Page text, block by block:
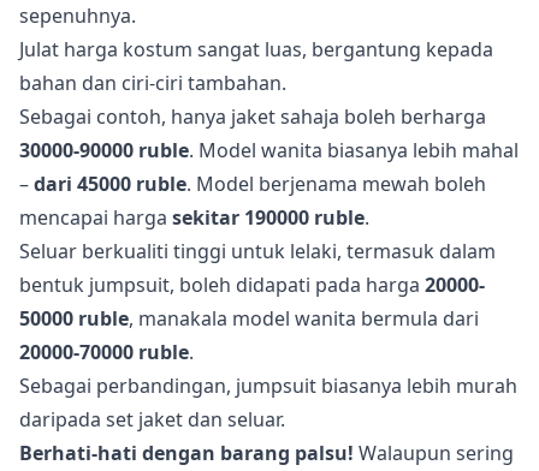
sepenuhnya.
Julat harga kostum sangat luas, bergantung kepada
bahan dan ciri-ciri tambahan.
Sebagai contoh, hanya jaket sahaja boleh berharga
30000-90000 ruble. Model wanita biasanya lebih mahal
–dari 45000 ruble. Model berjenama mewah boleh
mencapai harga sekitar 190000 ruble.
Seluar berkualiti tinggi untuk lelaki, termasuk dalam
bentuk jumpsuit, boleh didapati pada harga 20000-
50000 ruble, manakala model wanita bermula dari
20000-70000 ruble.
Sebagai perbandingan, jumpsuit biasanya lebih murah
daripada set jaket dan seluar.
Berhati-hati dengan barang palsu! Walaupun sering